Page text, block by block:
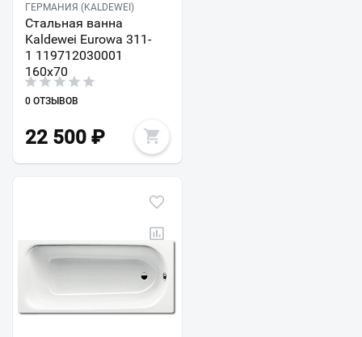
ГЕРМАНИЯ (KALDEWEI)
Стальная ванна
Kaldewei Eurowa 311-
1 119712030001
160х70
0 ОТЗЫВОВ
22 500 ₽